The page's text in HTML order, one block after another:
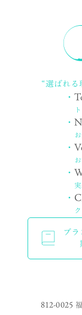
“選ばれ
・
・
・
・
・
ブ
812-0025